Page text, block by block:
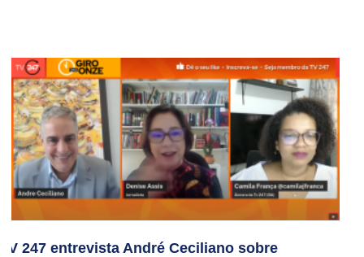
TV 247 entrevista André Ceciliano sobre